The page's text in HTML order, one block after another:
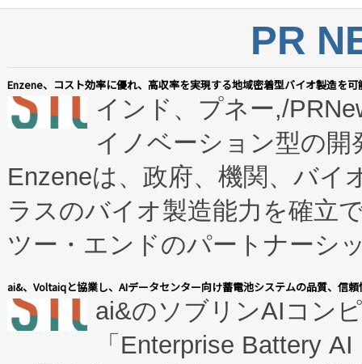
PR
Enzene、コスト効率に優れ、高収率を実現する地域密着型バイオ製造を
インド、プネー,/
イノベーション型の
Enzeneは、政府、機関、バイ
ラスのバイオ製造能力を確立
ツー・エンドのパートナーシ
表しました。 同社の実績ある
manufacturing™ (FCCM™) プ
たNeXは、バイオ医薬品製造
ai&、Voltaiqと協業し、AIデータセンター向け蓄電池システムの品質、信
ai&のソブリンAIコン
「Enterprise Battery